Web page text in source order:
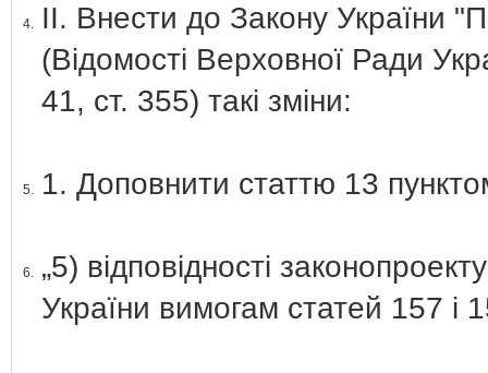
4.
ІІ. Внести до Закону України
(Відомості Верховної Ради
41, ст. 355) такі зміни:
5. 1. Доповнити статтю 13
6. „5) відповідності
України вимогам статей 157 і